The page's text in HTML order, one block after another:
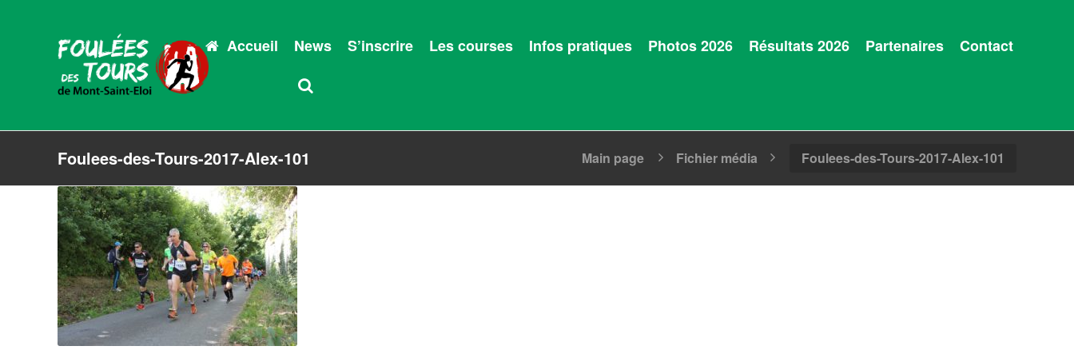
Accueil News S’inscrire Les courses Infos pratiques Photos 2026 Résultats 2026 Partenaires Contact
Foulees-des-Tours-2017-Alex-101 Main page Fichier média Foulees-des-Tours-2017-Alex-101